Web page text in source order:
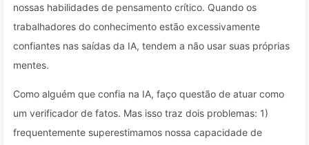
nossas habilidades de pensamento crítico. Quando os
trabalhadores do conhecimento estão excessivamente
confiantes nas saídas da IA, tendem a não usar suas próprias
mentes.
Como alguém que confia na IA, faço questão de atuar como
um verificador de fatos. Mas isso traz dois problemas: 1)
frequentemente superestimamos nossa capacidade de